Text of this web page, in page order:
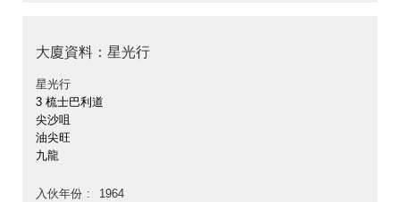
大廈資料：星光行
星光行
3 梳士巴利道
尖沙咀
油尖旺
九龍
入伙年份
1964